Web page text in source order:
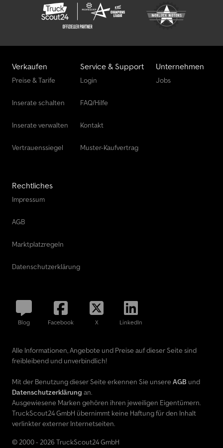
Verkaufen
Preise & Tarife
Inserate schalten
Inserate verwalten
Vertrauenssiegel
Service & Support
Login
FAQ/Hilfe
Kontakt
Muster-Kaufvertrag
Unternehmen
Jobs
Rechtliches
Impressum
AGB
Marktplatzregeln
Datenschutzerklärung
Blog Facebook X LinkedIn
Alle Informationen, Angebote und Preise auf dieser Seite sind
freibleibend und unverbindlich!
Mit der Benutzung dieser Seite erkennen Sie unsere AGB und
Datenschutzerklärung an.
Ausgewiesene Marken gehören ihren jeweiligen Eigentümern.
TruckScout24 GmbH übernimmt keine Haftung für den Inhalt
verlinkter externer Internetseiten.
© 2000 - 2026 TruckScout24 GmbH